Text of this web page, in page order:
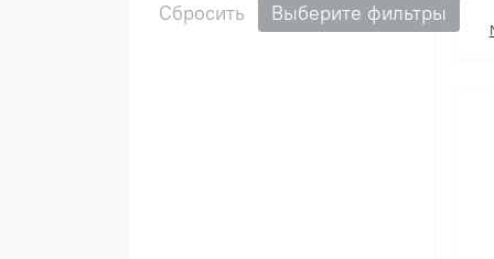
Сбросить Выберите фильтры